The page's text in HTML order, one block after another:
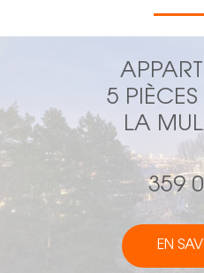
5
LA
359
EN